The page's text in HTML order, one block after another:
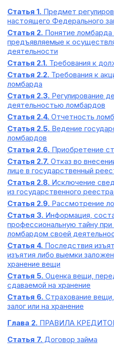
Статья 1. Предмет
настоящего Федерального
Статья 2. Понятие ломбарда
предъявляемые к
деятельности
Статья 2.1. Требования к
Статья 2.2. Требования к
ломбарда
Статья 2.3. Регулирование
деятельностью ломбардов
Статья 2.4. Отчетность
Статья 2.5. Ведение
ломбардов
Статья 2.6. Приобретение
Статья 2.7. Отказ во
лице в государственный
Статья 2.8. Исключение
из государственного
Статья 2.9. Рассмотрение
Статья 3. Информация,
профессиональную тайну
ломбардом своей
Статья 4. Последствия
изъятия либо выемки
хранение вещи
Статья 5. Оценка вещи,
сдаваемой на хранение
Статья 6. Страхование
залог или на хранение
Глава 2. ПРАВИЛА
Статья 7. Договор займа